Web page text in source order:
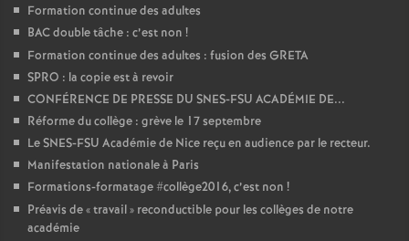
Formation continue des adultes
BAC double tâche : c’est non !
Formation continue des adultes : fusion des GRETA
SPRO : la copie est à revoir
CONFÉRENCE DE PRESSE DU SNES-FSU ACADÉMIE DE...
Réforme du collège : grève le 17 septembre
Le SNES-FSU Académie de Nice reçu en audience par le recteur.
Manifestation nationale à Paris
Formations-formatage #collège2016, c’est non !
Préavis de «travail» reconductible pour les collèges de notre
académie